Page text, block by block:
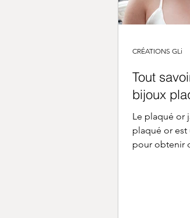
Tout
bijoux
Le plaqué or
plaqué or est
pour obtenir
CRÉATIONS GLi